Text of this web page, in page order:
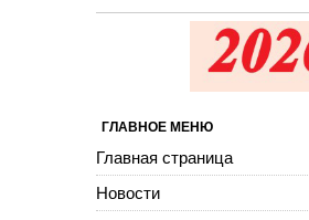
ГЛАВНОЕ МЕНЮ
Главная страница
Новости